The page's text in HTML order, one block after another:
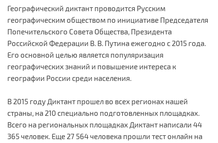
Географический диктант проводится Русским
географическим обществом по инициативе Председателя
Попечительского Совета Общества, Президента
Российской Федерации В. В. Путина ежегодно с 2015 года.
Его основной целью является популяризация
географических знаний и повышение интереса к
географии России среди населения.
В 2015 году Диктант прошел во всех регионах нашей
страны, на 210 специально подготовленных площадках.
Всего на региональных площадках Диктант написали 44
365 человек. Еще 27 564 человека прошли тест онлайн на